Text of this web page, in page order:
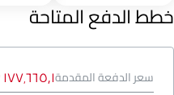
خطط الدفع المتاحة
سعر الدفعة المقدمة١٧٧٬٦٦٥٫١ EGP